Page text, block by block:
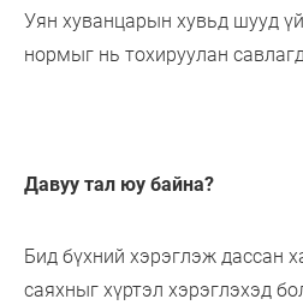
Уян хуванцарын хувьд шууд
нормыг нь тохируулан
Давуу тал юу байна?
Бид бүхний хэрэглэж дассан
саяхныг хүртэл хэрэглэхэд